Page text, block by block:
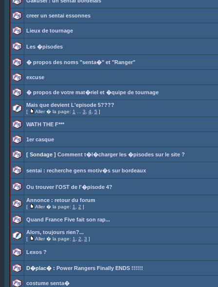
creer un sentai essonnes
Lieux de tournage
Les �pisodes
� propos des noms "senta�" et "Ranger"
excuse
� propos de votre mat�riel et �quipe de tournage
Mais que devient L'episode 5????
[ Aller � la page: 1 3 4 5 ]
WATH THE F***
1er casque
[ Sondage ] Comment t�l�charger les �pisodes sur le site ?
sentai : recherche gens motiv�s sur bordeaux
Ou trouver l'OST de l'�pisode 4?
Annonce : retour du forum
[ Aller � la page: 1 2 ]
Quand France Five fait son rap...
Alors, toujours rien?...
[ Aller � la page: 1 2 3 ]
Lexos ?
D�plac� : Power Rangers Finally ENDS !!!!!!
costume senta�